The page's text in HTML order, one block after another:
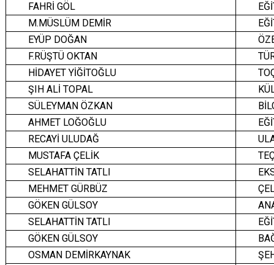
FAHRİ GÖL
M.MÜSLÜM DEMİR
EYÜP DOĞAN
F.RÜŞTÜ OKTAN
HİDAYET YİĞİTOĞLU
ŞIH ALİ TOPAL
SÜLEYMAN ÖZKAN
AHMET LOĞOĞLU
RECAYİ ULUDAĞ
MUSTAFA ÇELİK
SELAHATTİN TATLI
MEHMET GÜRBÜZ
GÖKEN GÜLSOY
SELAHATTİN TATLI
GÖKEN GÜLSOY
OSMAN DEMİRKAYNAK